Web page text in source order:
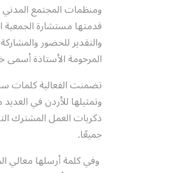
ومنظمات المجتمع المدني
قدمتها مستشارة
والتقدير للحضور
المرحومة الأستاذة
تضمنت الفعالية كلمات
وتمثيلها للأردن في
ذكريات العمل المشترك
جميعًا.
وفي كلمة أرسلها معالي